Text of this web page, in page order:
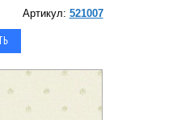
Артикул: 521007